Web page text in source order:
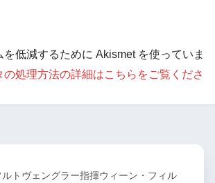
低減するために Akismet を使っていま
の処理方法の詳細はこちらをご覧くださ
ルトヴェングラー指揮ウィーン・フィル